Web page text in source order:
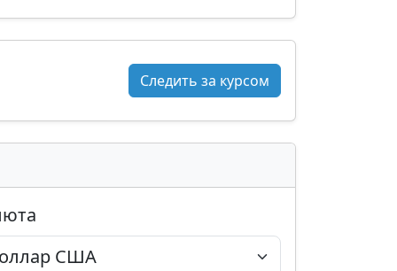
Следить за курсом